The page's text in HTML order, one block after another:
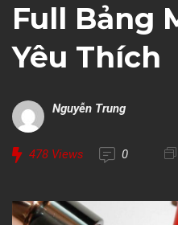
Full Bảng
Yêu Thích
Nguyễn Trung
478 Views 0